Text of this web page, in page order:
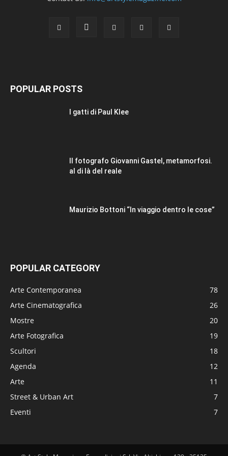
POPULAR POSTS
I gatti di Paul Klee
Il fotografo Giovanni Gastel, metamorfosi.
al di là del reale
Maurizio Bottoni “In viaggio dentro le cose”
POPULAR CATEGORY
Arte Contemporanea
78
Arte Cinematografica
26
Mostre
20
Arte Fotografica
19
Scultori
18
Agenda
12
Arte
11
Street & Urban Art
7
Eventi
7